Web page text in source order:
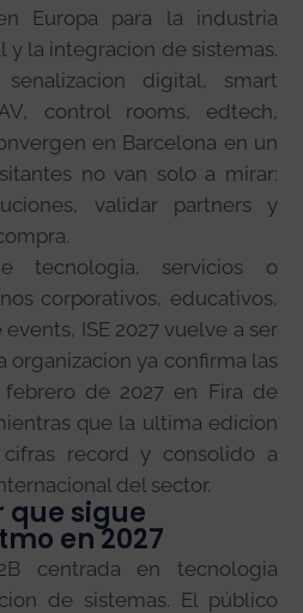
Europa para la industria
y la integracion de sistemas.
digital, smart
control rooms, edtech,
en Barcelona en un
no van solo a mirar:
validar partners y
tecnologia, servicios o
corporativos, educativos,
ISE 2027 vuelve a ser
organizacion ya confirma las
de 2027 en Fira de
que la ultima edicion
record y consolido a
del sector.
que sigue
en 2027
centrada en tecnologia
de sistemas. El público